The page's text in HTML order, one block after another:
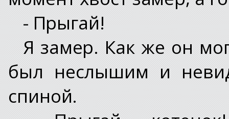
- Прыгай!
Я замер. Как же он
был неслышим и
спиной.